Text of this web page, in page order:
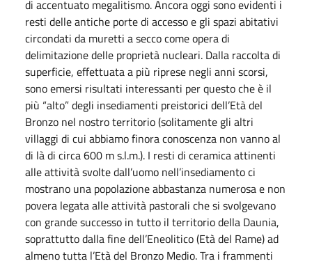
di accentuato megalitismo. Ancora oggi sono evidenti i
resti delle antiche porte di accesso e gli spazi abitativi
circondati da muretti a secco come opera di
delimitazione delle proprietà nucleari. Dalla raccolta di
superficie, effettuata a più riprese negli anni scorsi,
sono emersi risultati interessanti per questo che è il
più “alto” degli insediamenti preistorici dell’Età del
Bronzo nel nostro territorio (solitamente gli altri
villaggi di cui abbiamo finora conoscenza non vanno al
di là di circa 600 m s.l.m.). I resti di ceramica attinenti
alle attività svolte dall’uomo nell’insediamento ci
mostrano una popolazione abbastanza numerosa e non
povera legata alle attività pastorali che si svolgevano
con grande successo in tutto il territorio della Daunia,
soprattutto dalla fine dell’Eneolitico (Età del Rame) ad
almeno tutta l’Età del Bronzo Medio. Tra i frammenti